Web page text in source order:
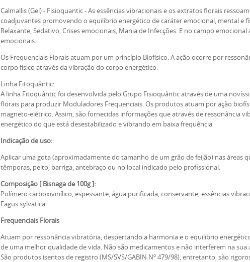
Calmallis (Gel) - Fisioquantic - As essências vibracionais e os extratos florais
coadjuvantes promovendo o equilíbrio energético de caráter emocional, mental e
Relaxante, Sedativo, Crises emocionais, Mania de Infecções. E no campo
emocionais.
Os Frequenciais Florais atuam por um princípio Biofísico. A ação ocorre por
corpo físico através da vibração do corpo energético.
Linha Fitoquântic:
A linha Fitoquântic foi desenvolvida pelo Grupo Fisioquântic através de uma
florais para produzir Moduladores Frequenciais. Os produtos atuam por ação
magneto-elétrico. Assim, são fornecidas informações que através de ressonância
energético do que está desestabilizado e vibrando em baixa frequência
Indicação de uso:
Aplicar uma gota (aproximadamente do tamanho de um grão de feijão) nas áreas
têmporas, peito, barriga, antebraço ou no local indicado pelo profissional.
Composição [ Bisnaga de 100g ]:
Polímero carboxivinílico, espessante, água purificada, conservante, essências
Fagus sylvatica.
Frequenciais Florais
Atuam por ressonância vibratória, despertando a harmonia e o equilíbrio
de uma melhor qualidade de vida. Não são medicamentos e não interferem na
São produtos isentos de registro (MS/SVS/GABIN Nº 479/98), entretanto, são